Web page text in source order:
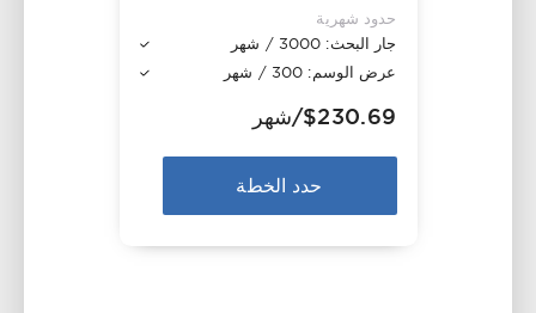
حدود شهرية
جار البحث: 3000 / شهر
عرض الوسم: 300 / شهر
$230.69/شهر
حدد الخطة